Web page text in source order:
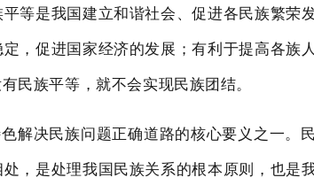
平等是我国建立和谐社会、促进各民族繁荣
，促进国家经济的发展；有利于提高各族
民族平等，就不会实现民族团结。
解决民族问题正确道路的核心要义之一。
，是处理我国民族关系的根本原则，也是